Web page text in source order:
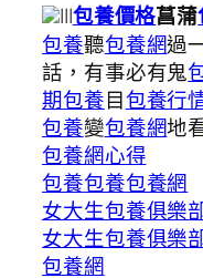
|||包養價格菖蒲
包養聽包養網過
話，有事必有鬼
期包養目包養行
包養變包養網地
包養網心得
包養包養包養網
女大生包養俱樂
女大生包養俱樂
包養網